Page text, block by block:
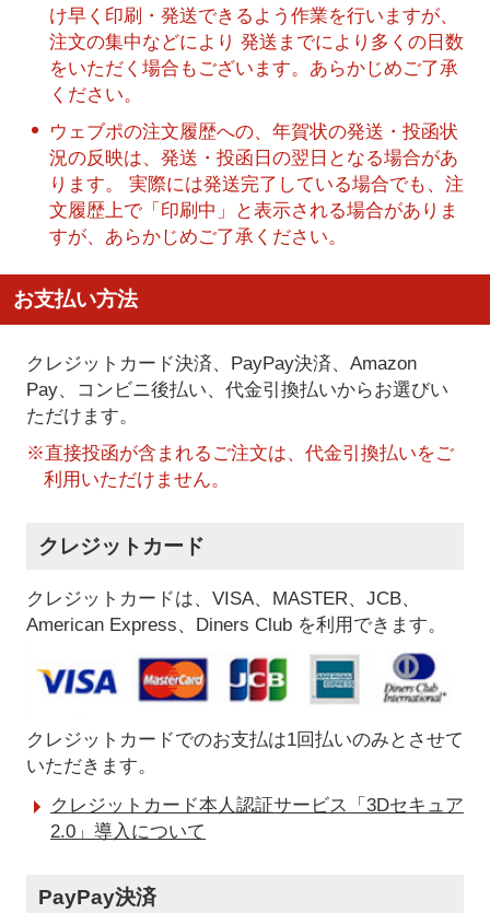
け早く印刷・発送できるよう作業を行いますが、
注文の集中などにより 発送までにより多くの日数
をいただく場合もございます。あらかじめご了承
ください。
ウェブポの注文履歴への、年賀状の発送・投函状
況の反映は、発送・投函日の翌日となる場合があ
ります。 実際には発送完了している場合でも、注
文履歴上で「印刷中」と表示される場合がありま
すが、あらかじめご了承ください。
お支払い方法
クレジットカード決済、PayPay決済、Amazon
Pay、コンビニ後払い、代金引換払いからお選びい
ただけます。
※直接投函が含まれるご注文は、代金引換払いをご
利用いただけません。
クレジットカード
クレジットカードは、VISA、MASTER、JCB、
American Express、Diners Club を利用できます。
クレジットカードでのお支払は1回払いのみとさせて
いただきます。
クレジットカード本人認証サービス「3Dセキュア
2.0」導入について
PayPay決済